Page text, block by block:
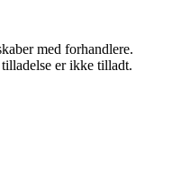
med forhandlere.
er ikke tilladt.